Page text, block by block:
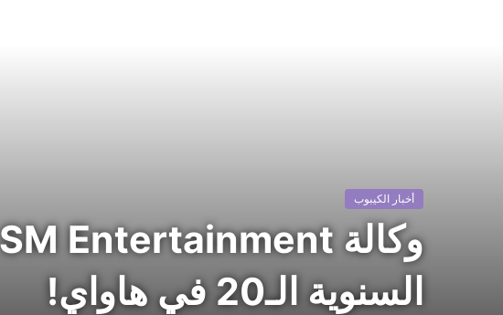
أخبار الكيبوب
السنوية الـ20 في هاواي!